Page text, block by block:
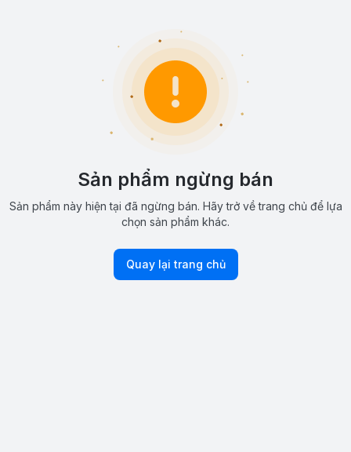
Sản phẩm ngừng bán
Sản phẩm này hiện tại đã ngừng bán. Hãy trở về trang chủ để lựa
chọn sản phẩm khác.
Quay lại trang chủ